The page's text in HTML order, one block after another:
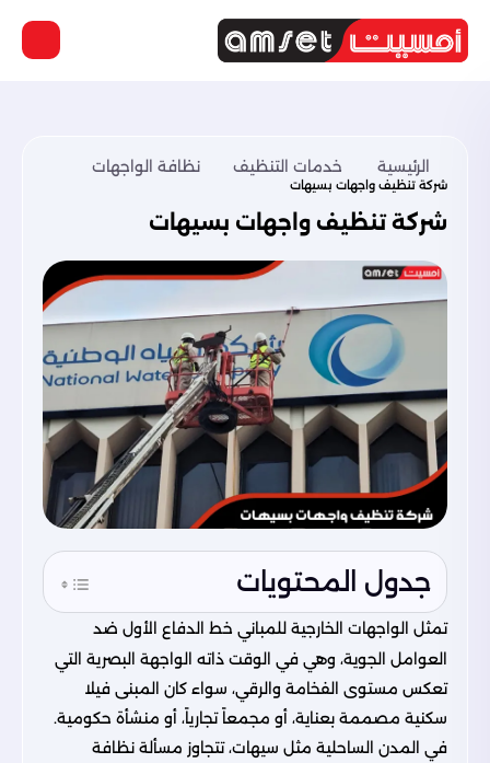
الرئيسية خدمات التنظيف نظافة الواجهات
شركة تنظيف واجهات بسيهات
شركة تنظيف واجهات بسيهات
جدول المحتويات
تمثل الواجهات الخارجية للمباني خط الدفاع الأول ضد
العوامل الجوية، وهي في الوقت ذاته الواجهة البصرية التي
تعكس مستوى الفخامة والرقي، سواء كان المبنى فيلا
سكنية مصممة بعناية، أو مجمعاً تجارياً، أو منشأة حكومية.
في المدن الساحلية مثل سيهات، تتجاوز مسألة نظافة